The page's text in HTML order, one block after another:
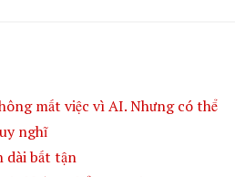
mất việc vì AI. Nhưng có thể
nghĩ
dài bất tận